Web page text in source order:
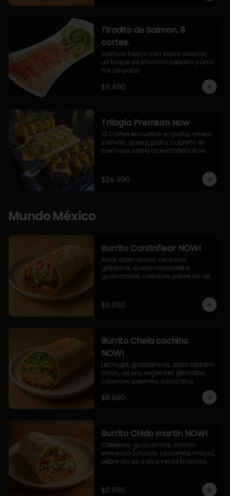
Tiradito de Salmon, 9
cortes.
Salmon fresco con salsa oriental,
un toque de shichimi,cebollin y una
flor de palta.
$9.490
Trilogía Premium Now
10 Cortes envueltos en palta, relleno
salmón, queso, palta, cubierto en
cremosa salsa acevichada Now.
palta, cubierto con topping de
chimichurri de la casa flambeado.
$24.990
Mundo México
Burrito Cantinflear NOW!
Arroz atomatado, verduras
grilladas, queso mozzarella,
guacamole, coleslaw, pebre sin aji,
$8.990
Burrito Chela cochino
NOW!
Lechuga, guacamole, arroz cilantro
limon, aji oro, vegetales grillados,
coleslaw, pepinillo, salsa bbq
$8.990
Burrito Chido martin NOW!
Coleslaw, guacamole, choclo
enredoso (choclo, ciboullete, mayo),
pebre sin aji, salsa verde (cebolla,
$8.990